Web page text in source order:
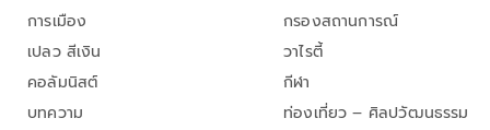
การเมือง
เปลว สีเงิน
คอลัมนิสต์
บทความ
กรองสถานการณ์
วาไรตี้
กีฬา
ท่องเที่ยว – ศิลปวัฒนธรรม